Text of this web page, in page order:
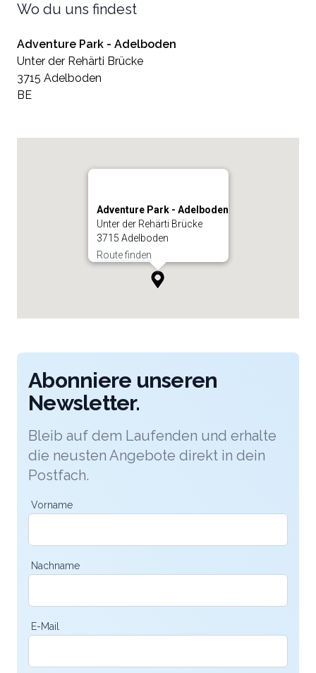
Wo du uns findest
Adventure Park - Adelboden
Unter der Rehärti Brücke
3715 Adelboden
BE
Adventure Park - Adelboden
Unter der Rehärti Brücke
3715 Adelboden
Route finden
Abonniere unseren
Newsletter.
Bleib auf dem Laufenden und erhalte
die neusten Angebote direkt in dein
Postfach.
Vorname
Nachname
E-Mail